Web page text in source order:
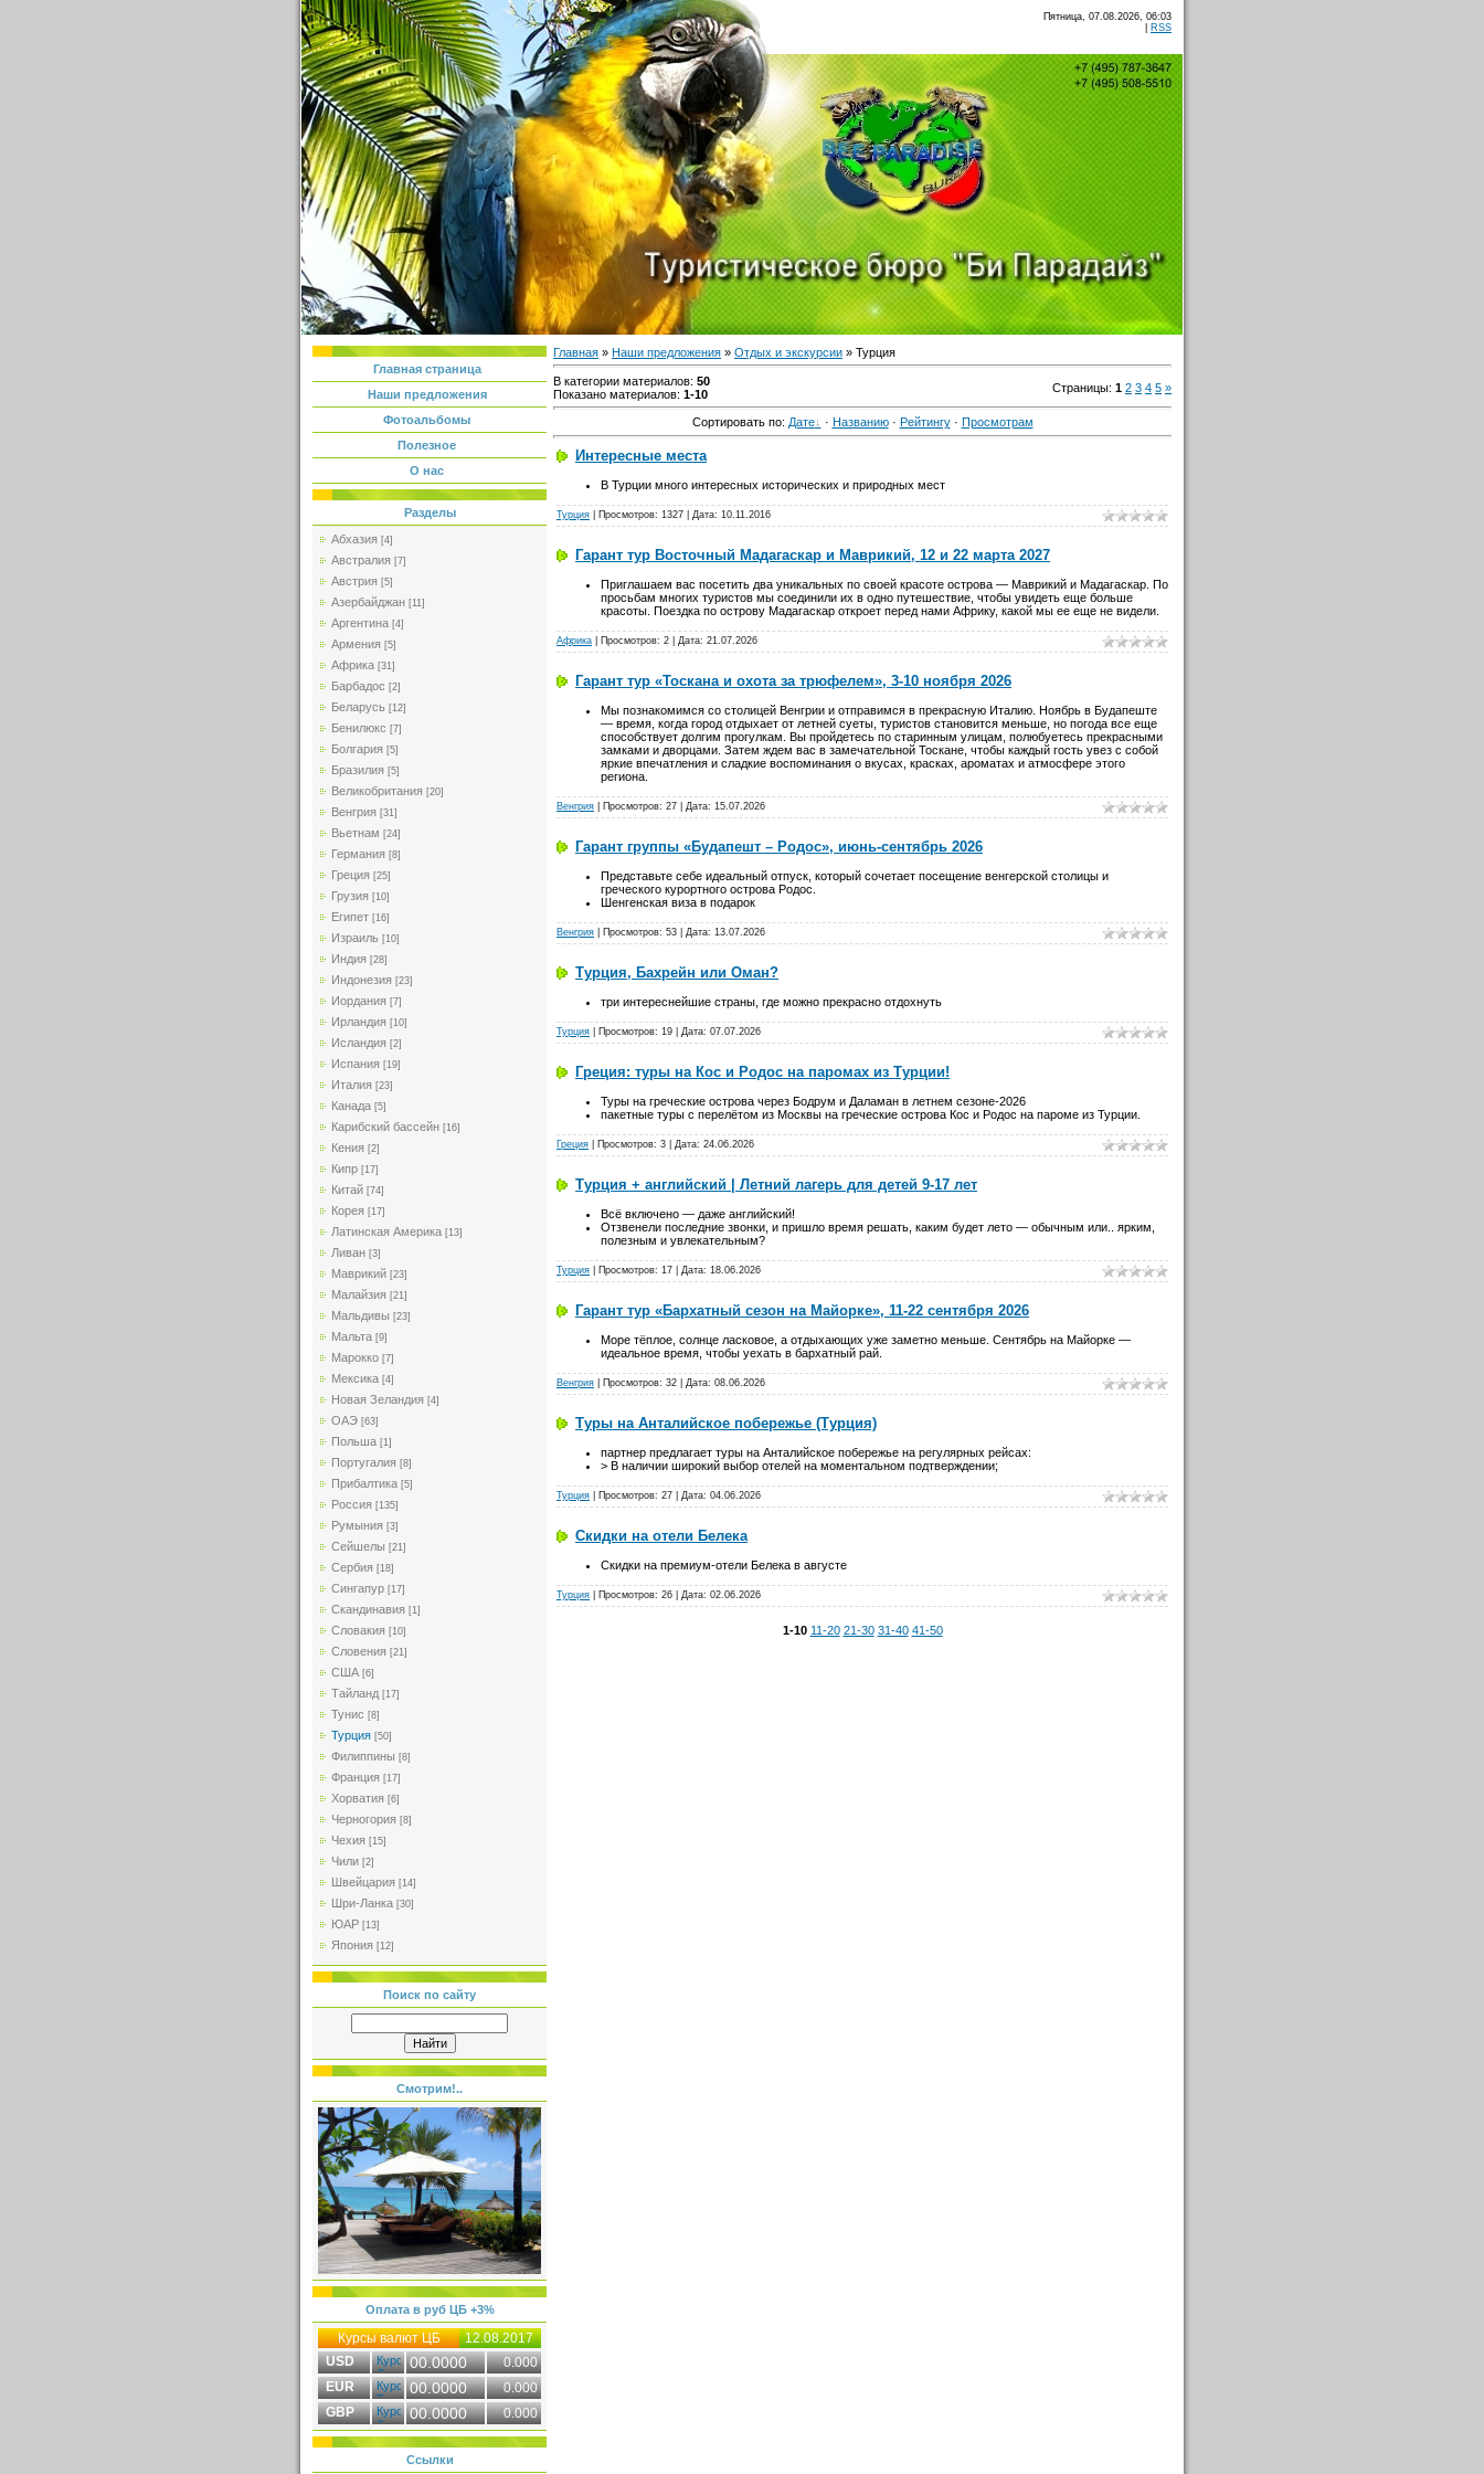
Пятница, 07.08.2026, 06:03
RSS
Главная страница
Наши предложения
Фотоальбомы
Полезное
О нас
Разделы
Абхазия [4]
Австралия [7]
Австрия [5]
Азербайджан [11]
Аргентина [4]
Армения [5]
Африка [31]
Барбадос [2]
Беларусь [12]
Бенилюкс [7]
Болгария [5]
Бразилия [5]
Великобритания [20]
Венгрия [31]
Вьетнам [24]
Германия [8]
Греция [25]
Грузия [10]
Египет [16]
Израиль [10]
Индия [28]
Индонезия [23]
Иордания [7]
Ирландия [10]
Исландия [2]
Испания [19]
Италия [23]
Канада [5]
Карибский бассейн [16]
Кения [2]
Кипр [17]
Китай [74]
Корея [17]
Латинская Америка [13]
Ливан [3]
Маврикий [23]
Малайзия [21]
Мальдивы [23]
Мальта [9]
Марокко [7]
Мексика [4]
Новая Зеландия [4]
ОАЭ [63]
Польша [1]
Португалия [8]
Прибалтика [5]
Россия [135]
Румыния [3]
Сейшелы [21]
Сербия [18]
Сингапур [17]
Скандинавия [1]
Словакия [10]
Словения [21]
США [6]
Тайланд [17]
Тунис [8]
Турция [50]
Филиппины [8]
Франция [17]
Хорватия [6]
Черногория [8]
Чехия [15]
Чили [2]
Швейцария [14]
Шри-Ланка [30]
ЮАР [13]
Япония [12]
Поиск по сайту
Смотрим!..
Оплата в руб ЦБ +3%
Курсы валют ЦБ
12.08.2017
USD
00.0000
0.000
EUR
00.0000
0.000
GBP
00.0000 0.000
Ссылки
Главная » Наши предложения » Отдых и экскурсии » Турция
В категории материалов: 50
Показано материалов: 1-10 Страницы: 1 2 3 4 5 »
Сортировать по: Дате · Названию· Рейтингу· Просмотрам
Интересные места
В Турции много интересных исторических и природных мест
Турция | Просмотров: 1327 | Дата: 10.11.2016
Гарант тур Восточный Мадагаскар и Маврикий, 12 и 22 марта 2027
Приглашаем вас посетить два уникальных по своей красоте острова — Маврикий и Мадагаскар. По
просьбам многих туристов мы соединили их в одно путешествие, чтобы увидеть еще больше
красоты. Поездка по острову Мадагаскар откроет перед нами Африку, какой мы ее еще не видели.
Африка | Просмотров: 2 | Дата: 21.07.2026
Гарант тур «Тоскана и охота за трюфелем», 3-10 ноября 2026
Мы познакомимся со столицей Венгрии и отправимся в прекрасную Италию. Ноябрь в Будапеште
— время, когда город отдыхает от летней суеты, туристов становится меньше, но погода все еще
способствует долгим прогулкам. Вы пройдетесь по старинным улицам, полюбуетесь прекрасными
замками и дворцами. Затем ждем вас в замечательной Тоскане, чтобы каждый гость увез с собой
яркие впечатления и сладкие воспоминания о вкусах, красках, ароматах и атмосфере этого
региона.
Венгрия | Просмотров: 27 | Дата: 15.07.2026
Гарант группы «Будапешт – Родос», июнь-сентябрь 2026
Представьте себе идеальный отпуск, который сочетает посещение венгерской столицы и
греческого курортного острова Родос.
Шенгенская виза в подарок
Венгрия | Просмотров: 53 | Дата: 13.07.2026
Турция, Бахрейн или Оман?
три интереснейшие страны, где можно прекрасно отдохнуть
Турция | Просмотров: 19 | Дата: 07.07.2026
Греция: туры на Кос и Родос на паромах из Турции!
Туры на греческие острова через Бодрум и Даламан в летнем сезоне-2026
пакетные туры с перелётом из Москвы на греческие острова Кос и Родос на пароме из Турции
Греция | Просмотров: 3 | Дата: 24.06.2026
Турция + английский | Летний лагерь для детей 9-17 лет
Всё включено — даже английский!
Отзвенели последние звонки, и пришло время решать, каким будет лето — обычным или.. ярким,
полезным и увлекательным?
Турция | Просмотров: 17 | Дата: 18.06.2026
Гарант тур «Бархатный сезон на Майорке», 11-22 сентября 2026
Море тёплое, солнце ласковое, а отдыхающих уже заметно меньше. Сентябрь на Майорке —
идеальное время, чтобы уехать в бархатный рай.
Венгрия | Просмотров: 32 | Дата: 08.06.2026
Туры на Анталийское побережье (Турция)
партнер предлагает туры на Анталийское побережье на регулярных рейсах:
> В наличии широкий выбор отелей на моментальном подтверждении;
Турция | Просмотров: 27 | Дата: 04.06.2026
Скидки на отели Белека
Скидки на премиум-отели Белека в августе
Турция | Просмотров: 26 | Дата: 02.06.2026
1-10 11-20 21-30 31-40 41-50